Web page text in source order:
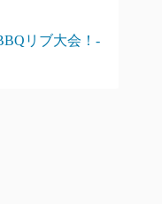
リブ大会！-